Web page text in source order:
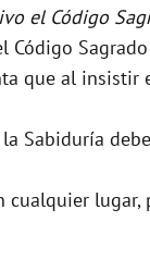
el Código
Código
que al
Sabiduría debe
cualquier